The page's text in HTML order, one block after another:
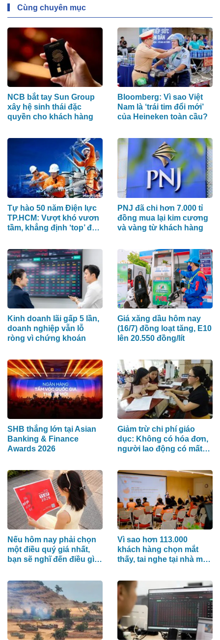
Cùng chuyên mục
NCB bắt tay Sun Group
xây hệ sinh thái đặc
quyền cho khách hàng
Bloomberg: Vì sao Việt
Nam là ‘trái tim đổi mới’
của Heineken toàn cầu?
Tự hào 50 năm Điện lực
TP.HCM: Vượt khó vươn
tầm, khẳng định ‘top’ đầu
PNJ đã chi hơn 7.000 tỉ
đồng mua lại kim cương
và vàng từ khách hàng
Kinh doanh lãi gấp 5 lần,
doanh nghiệp vẫn lỗ
ròng vì chứng khoán
Giá xăng dầu hôm nay
(16/7) đồng loạt tăng, E10
lên 20.550 đồng/lít
SHB thắng lớn tại Asian
Banking & Finance
Awards 2026
Giảm trừ chi phí giáo
dục: Không có hóa đơn,
người lao động có mất
Nếu hôm nay phải chọn
một điều quý giá nhất,
bạn sẽ nghĩ đến điều gì
Vì sao hơn 113.000
khách hàng chọn mắt
thấy, tai nghe tại nhà máy